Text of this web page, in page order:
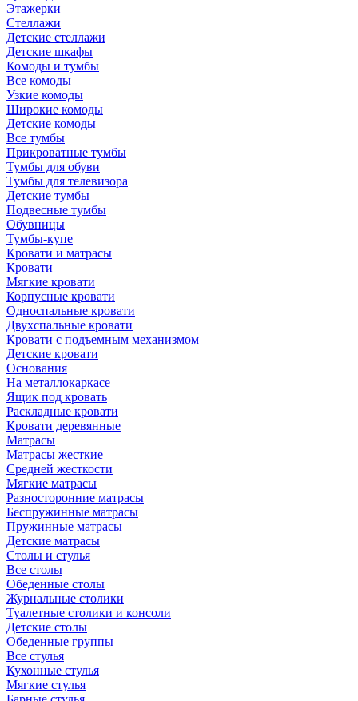
Этажерки
Стеллажи
Детские стеллажи
Детские шкафы
Комоды и тумбы
Все комоды
Узкие комоды
Широкие комоды
Детские комоды
Все тумбы
Прикроватные тумбы
Тумбы для обуви
Тумбы для телевизора
Детские тумбы
Подвесные тумбы
Обувницы
Тумбы-купе
Кровати и матрасы
Кровати
Мягкие кровати
Корпусные кровати
Односпальные кровати
Двухспальные кровати
Кровати с подъемным механизмом
Детские кровати
Основания
На металлокаркасе
Ящик под кровать
Раскладные кровати
Кровати деревянные
Матрасы
Матрасы жесткие
Средней жесткости
Мягкие матрасы
Разносторонние матрасы
Беспружинные матрасы
Пружинные матрасы
Детские матрасы
Столы и стулья
Все столы
Обеденные столы
Журнальные столики
Туалетные столики и консоли
Детские столы
Обеденные группы
Все стулья
Кухонные стулья
Мягкие стулья